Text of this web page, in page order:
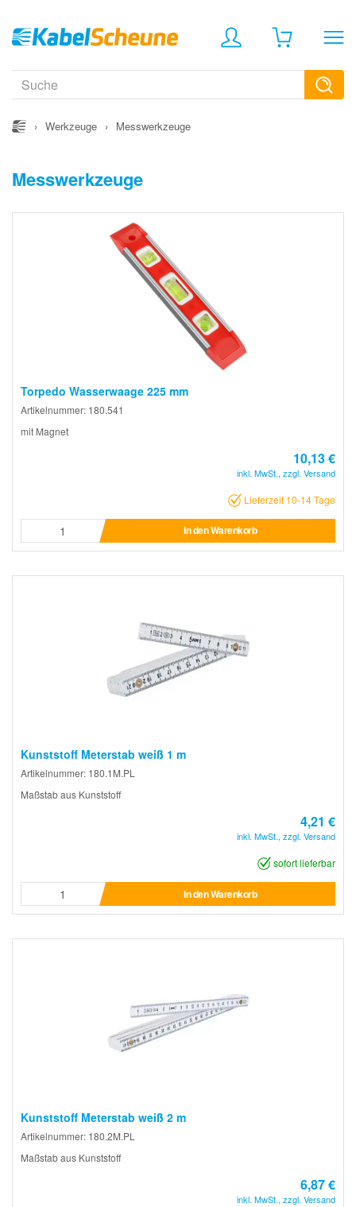
› Werkzeuge › Messwerkzeuge
Messwerkzeuge
Torpedo Wasserwaage 225 mm
Artikelnummer: 180.541
mit Magnet
10,13 €
inkl. MwSt., zzgl. Versand
Lieferzeit 10-14 Tage
In den Warenkorb
Kunststoff Meterstab weiß 1 m
Artikelnummer: 180.1M.PL
Maßstab aus Kunststoff
4,21 €
inkl. MwSt., zzgl. Versand
sofort lieferbar
In den Warenkorb
Kunststoff Meterstab weiß 2 m
Artikelnummer: 180.2M.PL
Maßstab aus Kunststoff
6,87 €
inkl. MwSt., zzgl. Versand